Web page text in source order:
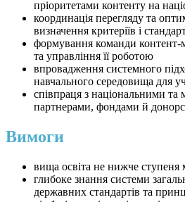
пріоритетами контенту на
⁠координація перегляду та
визначення критеріїв і
⁠формування команди контент-
та управління її роботою
⁠впровадження системного
навчального середовища для
⁠співпраця з національними
партнерами, фондами й
Вимоги
вища освіта не нижче ступеня
глибоке знання системи
державних стандартів та